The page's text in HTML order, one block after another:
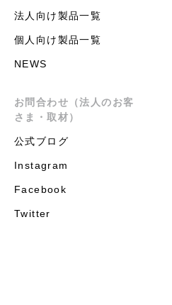
法人向け製品一覧
個人向け製品一覧
NEWS
お問合わせ（法人のお客
さま・取材）
公式ブログ
Instagram
Facebook
Twitter